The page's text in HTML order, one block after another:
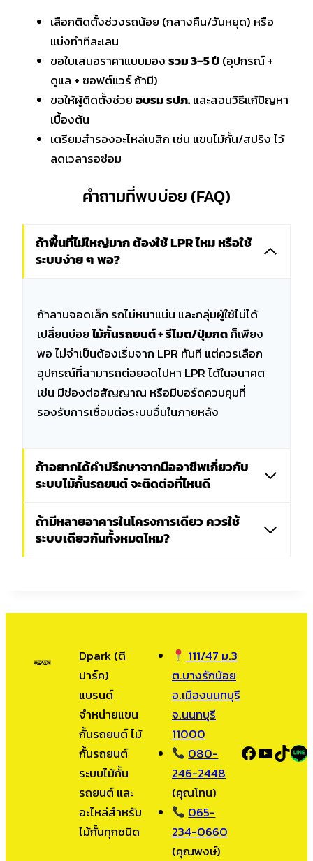
เลือกติดตั้งช่วงรถน้อย (กลางคืน/วันหยุด) หรือ
แบ่งทำทีละเลน
ขอใบเสนอราคาแบบมองรวม 3–5 ปี(อุปกรณ์ +
ดูแล + ซอฟต์แวร์ ถ้ามี)
ขอให้ผู้ติดตั้งช่วยอบรม รปภ.และสอนวิธีแก้ปัญหา
เบื้องต้น
เตรียมสำรองอะไหล่เบสิก เช่น แขนไม้กั้น/สปริง ไว้
ลดเวลารอซ่อม
คำถามที่พบบ่อย (FAQ)
ถ้าพื้นที่ไม่ใหญ่มาก ต้องใช้ LPR ไหม หรือใช้
ระบบง่าย ๆ พอ?
ถ้าลานจอดเล็ก รถไม่หนาแน่น และกลุ่มผู้ใช้ไม่ได้
เปลี่ยนบ่อยไม้กั้นรถยนต์ + รีโมต/ปุ่มกดก็เพียง
พอ ไม่จำเป็นต้องเริ่มจาก LPR ทันที แต่ควรเลือก
อุปกรณ์ที่สามารถต่อยอดไปหา LPR ได้ในอนาคต
เช่น มีช่องต่อสัญญาณ หรือมีบอร์ดควบคุมที่
รองรับการเชื่อมต่อระบบอื่นในภายหลัง
ถ้าอยากได้คำปรึกษาจากมืออาชีพเกี่ยวกับ
ระบบไม้กั้นรถยนต์ จะติดต่อที่ไหนดี
ถ้ามีหลายอาคารในโครงการเดียว ควรใช้
ระบบเดียวกันทั้งหมดไหม?
Dpark (ดี
ปาร์ค)
แบรนด์
จำหน่ายแขน
กั้นรถยนต์ ไม้
กั้นรถยนต์
ระบบไม้กั้น
รถยนต์ และ
อะไหล่สำหรับ
ไม้กั้นทุกชนิด
111/47 ม.3
ต.บางรักน้อย
อ.เมืองนนทบุรี
จ.นนทบุรี
11000
080-
246-2448
(คุณโทน)
065-
234-0660
(คุณพงษ์)
Facebook